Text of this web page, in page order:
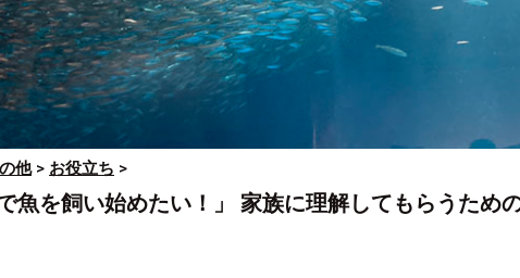
他> お役立ち >
で魚を飼い始めたい！」 家族に理解してもらうため